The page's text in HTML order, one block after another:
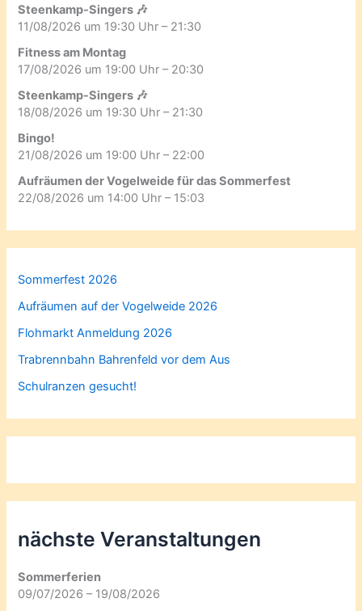
Steenkamp-Singers 🎶
11/08/2026 um 19:30 Uhr – 21:30
Fitness am Montag
17/08/2026 um 19:00 Uhr – 20:30
Steenkamp-Singers 🎶
18/08/2026 um 19:30 Uhr – 21:30
Bingo!
21/08/2026 um 19:00 Uhr – 22:00
Aufräumen der Vogelweide für das Sommerfest
22/08/2026 um 14:00 Uhr – 15:03
Sommerfest 2026
Aufräumen auf der Vogelweide 2026
Flohmarkt Anmeldung 2026
Trabrennbahn Bahrenfeld vor dem Aus
Schulranzen gesucht!
nächste Veranstaltungen
Sommerferien
09/07/2026 – 19/08/2026